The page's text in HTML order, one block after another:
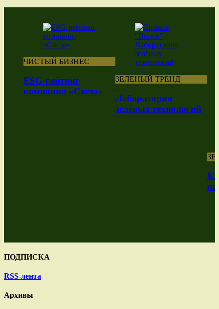
ЧИСТЫЙ БИЗНЕС
ESG-рейтинг
компании «Свеза»
ЗЕЛЕНЫЙ ТРЕНД
Лаборатория
зелёных технологий
ПОДПИСКА
RSS-лента
Архивы